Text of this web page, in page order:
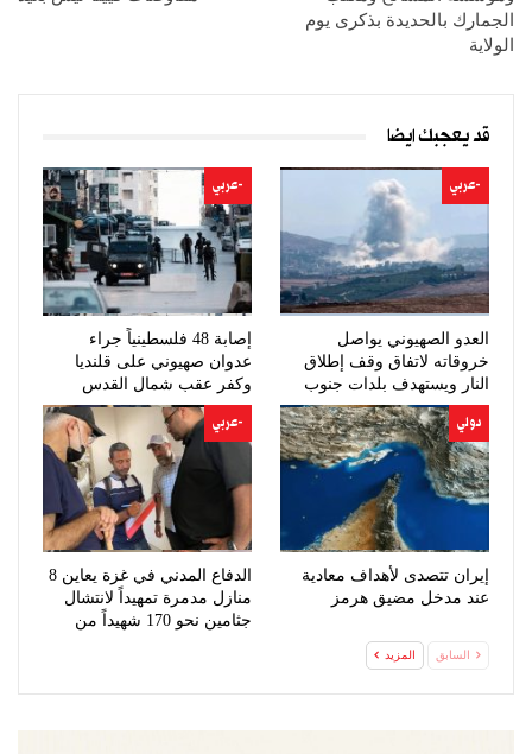
الجمارك بالحديدة بذكرى يوم
الولاية
قد يعجبك ايضا
-عربي
العدو الصهيوني يواصل
خروقاته لاتفاق وقف إطلاق
النار ويستهدف بلدات جنوب
لبنان
-عربي
إصابة 48 فلسطينياً جراء
عدوان صهيوني على قلنديا
وكفر عقب شمال القدس
دولي
إيران تتصدى لأهداف معادية
عند مدخل مضيق هرمز
-عربي
الدفاع المدني في غزة يعاين 8
منازل مدمرة تمهيداً لانتشال
جثامين نحو 170 شهيداً من
السابق المزيد